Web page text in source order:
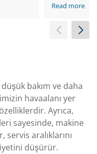
uzatır
enerjisini geri
güvenli bir
rejeneretif
çözümlere
Read more
bakım ve daha
havaalanı yer
Ayrıca,
sayesinde, makine
aralıklarını
düşürür.